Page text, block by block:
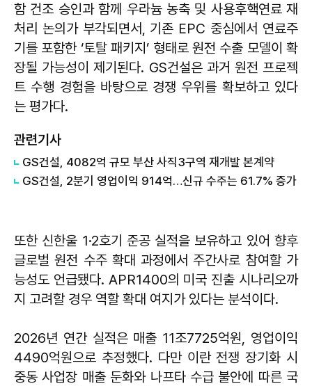
함 건조 승인과 함께 우라늄 농축 및 사용후핵연료 재
처리 논의가 부각되면서, 기존 EPC 중심에서 연료주
기를 포함한 ‘토탈 패키지’ 형태로 원전 수출 모델이 확
장될 가능성이 제기된다. GS건설은 과거 원전 프로젝
트 수행 경험을 바탕으로 경쟁 우위를 확보하고 있다
는 평가다.
관련기사
GS건설, 4082억 규모 부산 사직3구역 재개발 본계약
GS건설, 2분기 영업이익 914억…신규 수주는 61.7% 증가
또한 신한울 1·2호기 준공 실적을 보유하고 있어 향후
글로벌 원전 수주 확대 과정에서 주간사로 참여할 가
능성도 언급됐다. APR1400의 미국 진출 시나리오까
지 고려할 경우 역할 확대 여지가 있다는 분석이다.
2026년 연간 실적은 매출 11조7725억원, 영업이익
4490억원으로 추정했다. 다만 이란 전쟁 장기화 시
중동 사업장 매출 둔화와 나프타 수급 불안에 따른 국